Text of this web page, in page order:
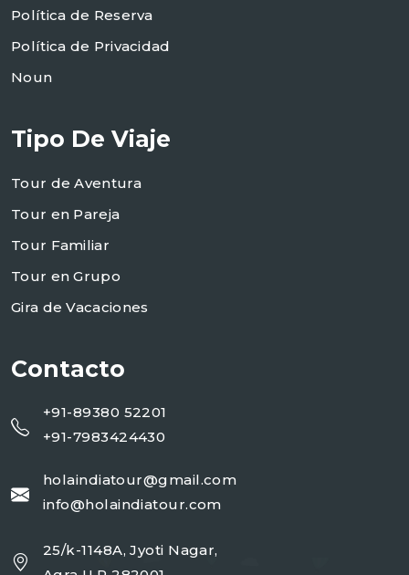
Política de Reserva
Política de Privacidad
Noun
Tipo De Viaje
Tour de Aventura
Tour en Pareja
Tour Familiar
Tour en Grupo
Gira de Vacaciones
Contacto
+91-89380 52201
+91-7983424430
holaindiatour@gmail.com
info@holaindiatour.com
25/k-1148A, Jyoti Nagar,